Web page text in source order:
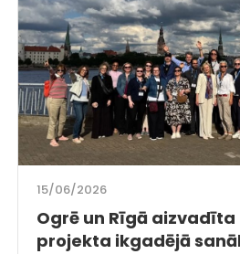
15/06/2026
Ogrē un Rīgā aizvadīta
projekta ikgadējā